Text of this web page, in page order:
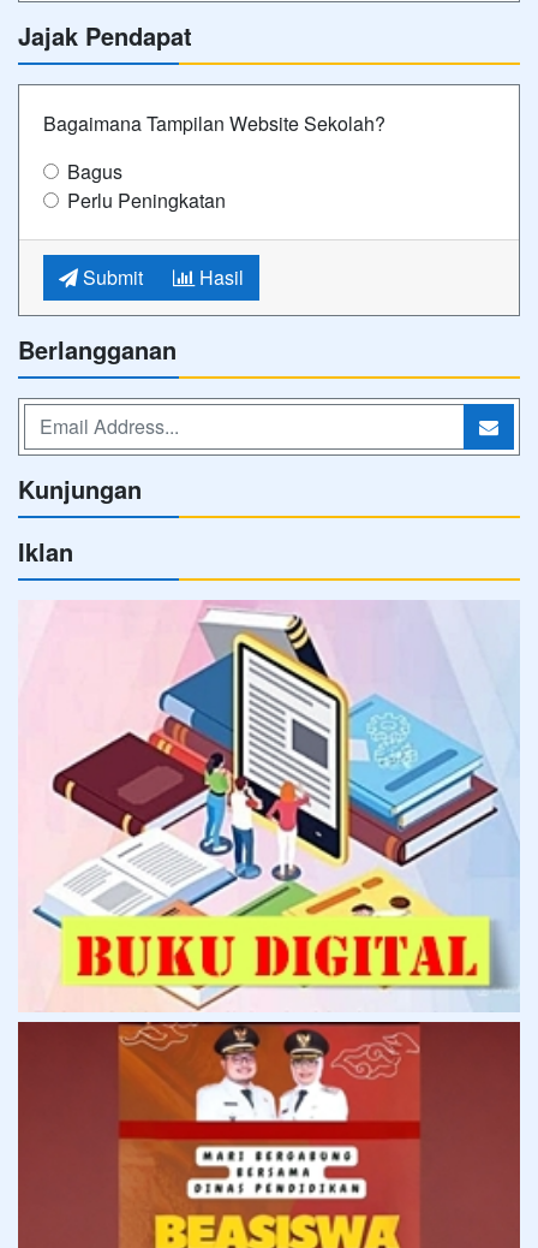
Jajak Pendapat
Bagaimana Tampilan Website Sekolah?
Bagus
Perlu Peningkatan
Submit Hasil
Berlangganan
Kunjungan
Iklan